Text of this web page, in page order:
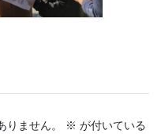
ません。 ※ が付いている